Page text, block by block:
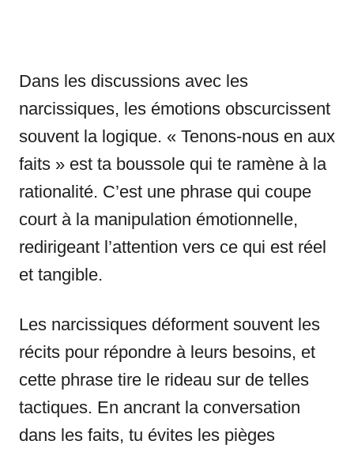
Dans les discussions avec les
narcissiques, les émotions obscurcissent
souvent la logique. « Tenons-nous en aux
faits » est ta boussole qui te ramène à la
rationalité. C’est une phrase qui coupe
court à la manipulation émotionnelle,
redirigeant l’attention vers ce qui est réel
et tangible.
Les narcissiques déforment souvent les
récits pour répondre à leurs besoins, et
cette phrase tire le rideau sur de telles
tactiques. En ancrant la conversation
dans les faits, tu évites les pièges